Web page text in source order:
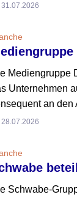
31.07.2026
Mediengruppe
Unternehmen
an
28.07.2026
Schwabe-